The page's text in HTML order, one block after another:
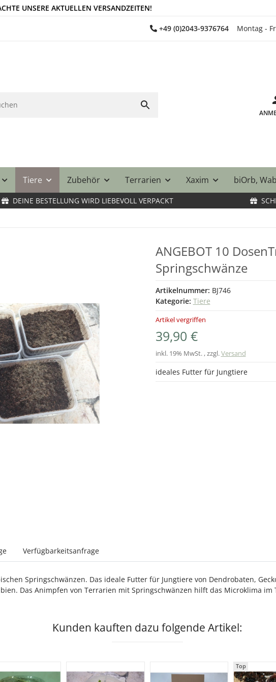
UNSERE AKTUELLEN VERSANDZEITEN!
+49 (0)2043-9376764 Montag -
Tiere Zubehör Terrarien Xaxim biOrb,
DEINE BESTELLUNG WIRD LIEBEVOLL VERPACKT
ANGEBOT 10
Springschwänze
Artikelnummer: BJ746
Kategorie: Tiere
Artikel vergriffen
39,90 €
inkl. 19% MwSt. , zzgl.Versand
ideales Futter für Jungtiere
Verfügbarkeitsanfrage
Springschwänzen. Das ideale Futter für Jungtiere von Dendrobaten,
Das Animpfen von Terrarien mit Springschwänzen hilft das Microklima im
Kunden kauften dazu folgende Artikel:
Top